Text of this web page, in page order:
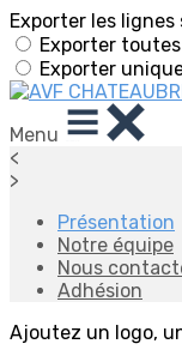
Exporter les
Exporter
Exporter
Menu
<
>
Présentation
Notre équipe
Nous
Adhésion
Ajoutez un logo,